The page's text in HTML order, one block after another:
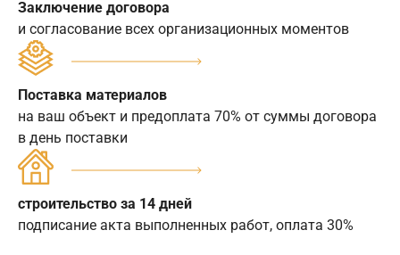
Заключение договора
и согласование всех организационных моментов
Поставка материалов
на ваш объект и предоплата 70% от суммы договора
в день поставки
строительство за 14 дней
подписание акта выполненных работ, оплата 30%